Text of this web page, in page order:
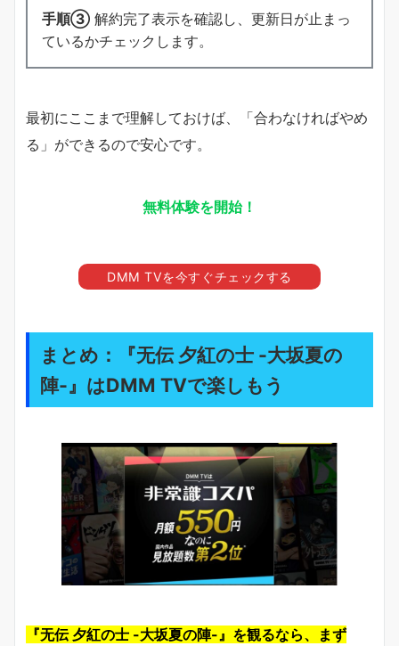
手順③ 解約完了表示を確認し、更新日が止まっ
ているかチェックします。
最初にここまで理解しておけば、「合わなければやめ
る」ができるので安心です。
無料体験を開始！
DMM TVを今すぐチェックする
まとめ：『无伝 夕紅の士 -大坂夏の
陣-』はDMM TVで楽しもう
『无伝 夕紅の士 -大坂夏の陣-』を観るなら、まず